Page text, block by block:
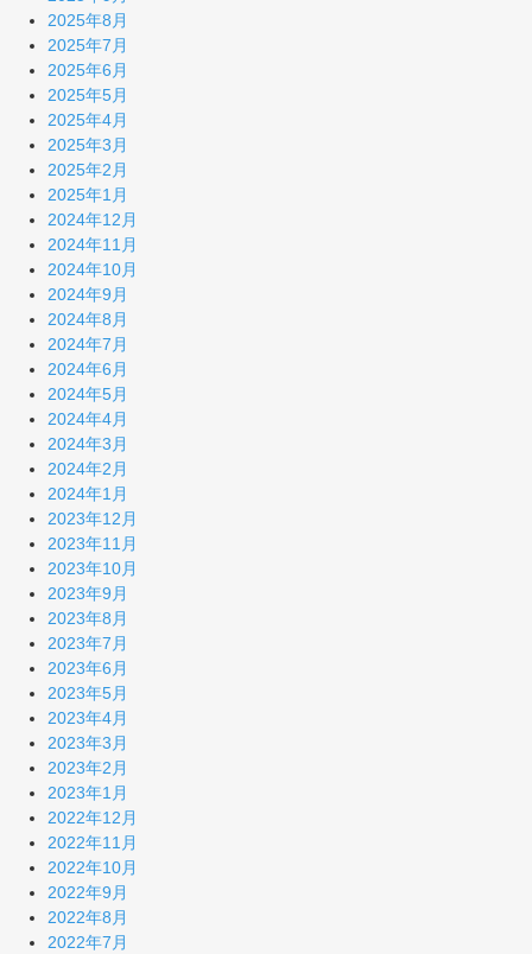
2025年8月
2025年7月
2025年6月
2025年5月
2025年4月
2025年3月
2025年2月
2025年1月
2024年12月
2024年11月
2024年10月
2024年9月
2024年8月
2024年7月
2024年6月
2024年5月
2024年4月
2024年3月
2024年2月
2024年1月
2023年12月
2023年11月
2023年10月
2023年9月
2023年8月
2023年7月
2023年6月
2023年5月
2023年4月
2023年3月
2023年2月
2023年1月
2022年12月
2022年11月
2022年10月
2022年9月
2022年8月
2022年7月